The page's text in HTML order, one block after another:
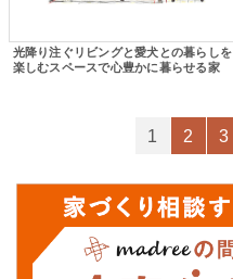
光降り注ぐリビングと愛犬との暮らしを
楽しむスペースで心豊かに暮らせる家
1 2 3